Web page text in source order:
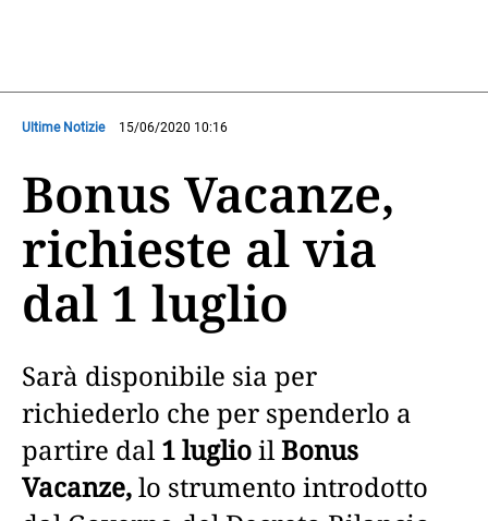
Ultime Notizie 15/06/2020 10:16
Bonus Vacanze,
richieste al via
dal 1 luglio
Sarà disponibile sia per
richiederlo che per spenderlo a
partire dal1 luglioilBonus
Vacanze,lo strumento introdotto